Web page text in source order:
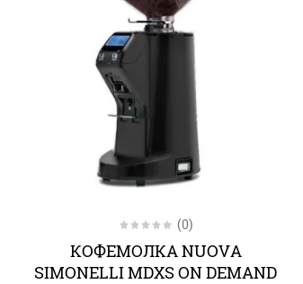
(0)
КОФЕМОЛКА NUOVA
SIMONELLI MDXS ON DEMAND